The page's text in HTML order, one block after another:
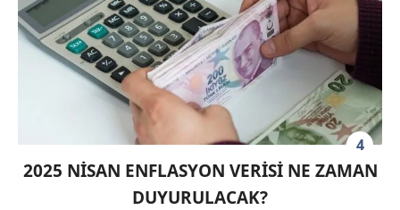
4
2025 NİSAN ENFLASYON VERİSİ NE ZAMAN
DUYURULACAK?